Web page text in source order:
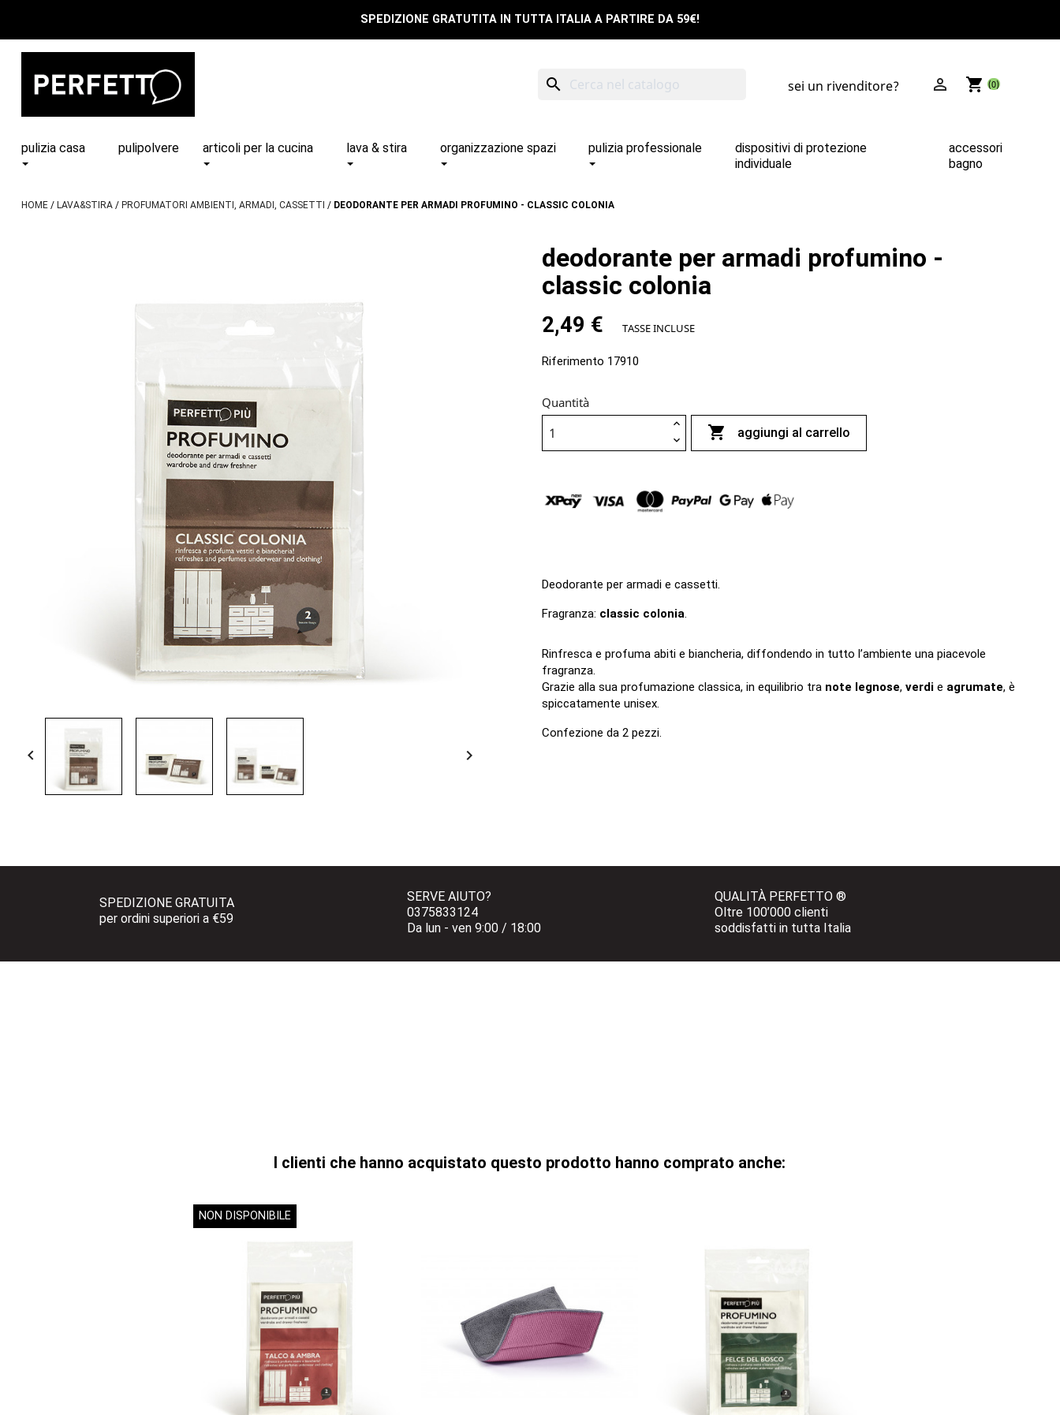
SPEDIZIONE GRATUTITA IN TUTTA ITALIA A PARTIRE DA 59€!
search sei un rivenditore?  shopping_cart (0)
pulizia casa pulipolvere articoli per la cucina lava & stira organizzazione spazi pulizia professionale
dispositivi di protezione
individuale
accessori
bagno
HOME LAVA&STIRA PROFUMATORI AMBIENTI, ARMADI, CASSETTI DEODORANTE PER ARMADI PROFUMINO - CLASSIC COLONIA
 
deodorante per armadi profumino -
classic colonia
2,49 € TASSE INCLUSE
Riferimento 17910
Quantità
 aggiungi al carrello
Deodorante per armadi e cassetti.
Fragranza: classic colonia.
Rinfresca e profuma abiti e biancheria, diffondendo in tutto l’ambiente una piacevole
fragranza.
Grazie alla sua profumazione classica, in equilibrio tra note legnose, verdi e agrumate, è
spiccatamente unisex.
Confezione da 2 pezzi.
SPEDIZIONE GRATUITA
per ordini superiori a €59
SERVE AIUTO?
0375833124
Da lun - ven 9:00 / 18:00
QUALITÀ PERFETTO ®
Oltre 100’000 clienti
soddisfatti in tutta Italia
I clienti che hanno acquistato questo prodotto hanno comprato anche:
NON DISPONIBILE